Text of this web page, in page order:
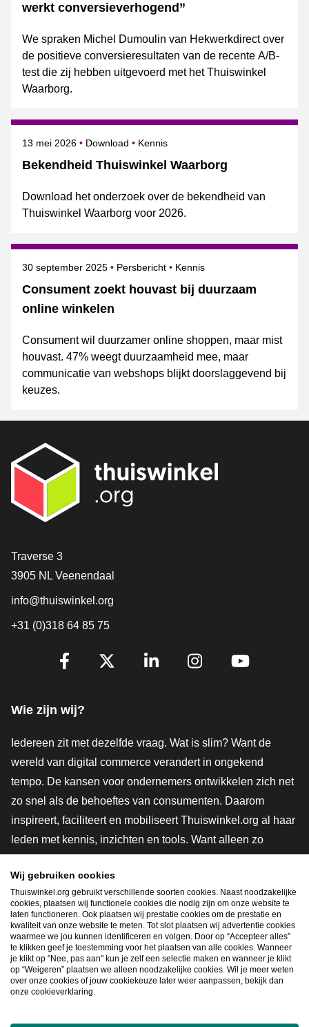
werkt conversieverhogend”
We spraken Michel Dumoulin van Hekwerkdirect over
de positieve conversieresultaten van de recente A/B-
test die zij hebben uitgevoerd met het Thuiswinkel
Waarborg.
Bekendheid Thuiswinkel Waarborg
Gepubliceerd op
13 mei 2026 Download Onderwerpen
Kennis
Download het onderzoek over de bekendheid van
Thuiswinkel Waarborg voor 2026.
Consument zoekt houvast bij duurzaam
online winkelen
Gepubliceerd op
30 september 2025 Categorie
Persbericht Onderwerpen
Kennis
Consument wil duurzamer online shoppen, maar mist
houvast. 47% weegt duurzaamheid mee, maar
communicatie van webshops blijkt doorslaggevend bij
keuzes.
Contact
Traverse 3
3905 NL Veenendaal
info@thuiswinkel.org
+31 (0)318 64 85 75
Volg je ons al?
Wie zijn wij?
Iedereen zit met dezelfde vraag. Wat is slim? Want de
wereld van digital commerce verandert in ongekend
tempo. De kansen voor ondernemers ontwikkelen zich net
zo snel als de behoeftes van consumenten. Daarom
inspireert, faciliteert en mobiliseert Thuiswinkel.org al haar
leden met kennis, inzichten en tools. Want alleen zo
innovatievere toekomst. Dus groei ook mee en maak
shoppen slimmer.
Lid worden
Snel navigeren
Wij gebruiken cookies
Thuiswinkel.org gebruikt verschillende soorten cookies. Naast noodzakelijke
cookies, plaatsen wij functionele cookies die nodig zijn om onze website te
laten functioneren. Ook plaatsen wij prestatie cookies om de prestatie en
kwaliteit van onze website te meten. Tot slot plaatsen wij advertentie cookies
waarmee we jou kunnen identificeren en volgen. Door op “Accepteer alles”
te klikken geef je toestemming voor het plaatsen van alle cookies. Wanneer
je klikt op "Nee, pas aan" kun je zelf een selectie maken en wanneer je klikt
op “Weigeren” plaatsen we alleen noodzakelijke cookies. Wil je meer weten
over onze cookies of jouw cookiekeuze later weer aanpassen, bekijk dan
onze cookieverklaring.